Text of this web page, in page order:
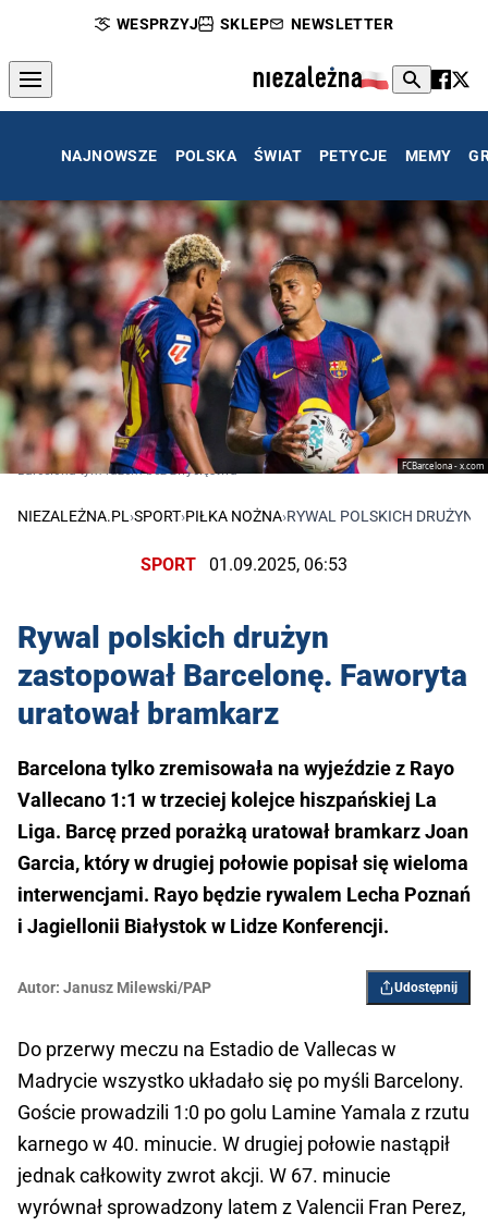
WESPRZYJ SKLEP NEWSLETTER
NAJNOWSZE POLSKA ŚWIAT PETYCJE MEMY
FCBarcelona - x.com
Barcelona tym razem bez zwycięstwa
NIEZALEŻNA.PL ›SPORT›PIŁKA NOŻNA›RYWAL POLSKICH DRUŻYN
SPORT 01.09.2025, 06:53
Rywal polskich drużyn
zastopował Barcelonę. Faworyta
uratował bramkarz
Barcelona tylko zremisowała na wyjeździe z Rayo
Vallecano 1:1 w trzeciej kolejce hiszpańskiej La
Liga. Barcę przed porażką uratował bramkarz Joan
Garcia, który w drugiej połowie popisał się wieloma
interwencjami. Rayo będzie rywalem Lecha Poznań
i Jagiellonii Białystok w Lidze Konferencji.
Autor: Janusz Milewski/PAP Udostępnij
Do przerwy meczu na Estadio de Vallecas w
Madrycie wszystko układało się po myśli Barcelony.
Goście prowadzili 1:0 po golu Lamine Yamala z rzutu
karnego w 40. minucie. W drugiej połowie nastąpił
jednak całkowity zwrot akcji. W 67. minucie
wyrównał sprowadzony latem z Valencii Fran Perez,